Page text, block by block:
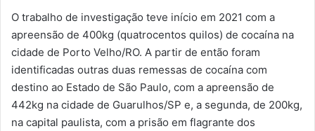
O trabalho de investigação teve início em 2021 com a
apreensão de 400kg (quatrocentos quilos) de cocaína na
cidade de Porto Velho/RO. A partir de então foram
identificadas outras duas remessas de cocaína com
destino ao Estado de São Paulo, com a apreensão de
442kg na cidade de Guarulhos/SP e, a segunda, de 200kg,
na capital paulista, com a prisão em flagrante dos